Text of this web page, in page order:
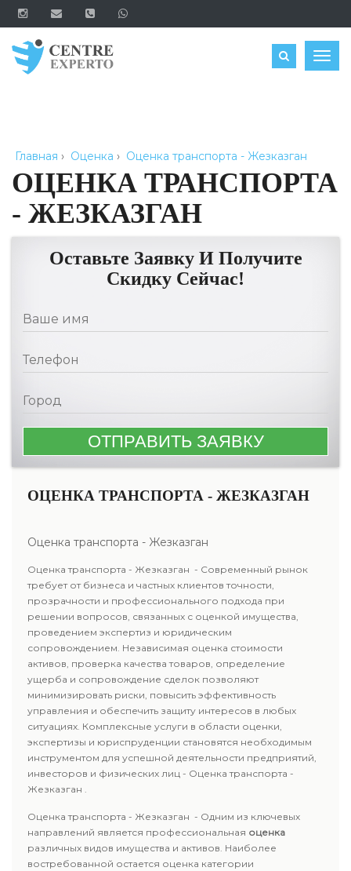
ЗАКАЗАТЬ
Главная › Оценка › Оценка транспорта - Жезказган
ОЦЕНКА ТРАНСПОРТА
- ЖЕЗКАЗГАН
Оставьте Заявку И Получите
Скидку Сейчас!
ОЦЕНКА ТРАНСПОРТА - ЖЕЗКАЗГАН
Оценка транспорта - Жезказган
Оценка транспорта - Жезказган - Современный рынок
требует от бизнеса и частных клиентов точности,
прозрачности и профессионального подхода при
решении вопросов, связанных с оценкой имущества,
проведением экспертиз и юридическим
сопровождением. Независимая оценка стоимости
активов, проверка качества товаров, определение
ущерба и сопровождение сделок позволяют
минимизировать риски, повысить эффективность
управления и обеспечить защиту интересов в любых
ситуациях. Комплексные услуги в области оценки,
экспертизы и юриспруденции становятся необходимым
инструментом для успешной деятельности предприятий,
инвесторов и физических лиц - Оценка транспорта -
Жезказган .
Оценка транспорта - Жезказган - Одним из ключевых
направлений является профессиональная оценка
различных видов имущества и активов. Наиболее
востребованной остается оценка категории